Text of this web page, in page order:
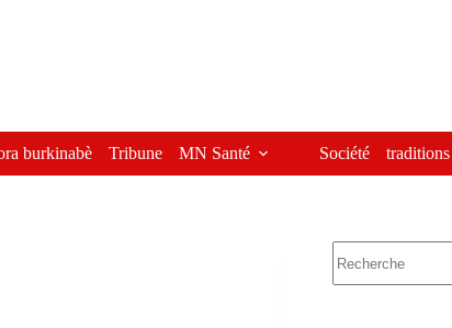
burkinabè Tribune MN Santé Société traditions